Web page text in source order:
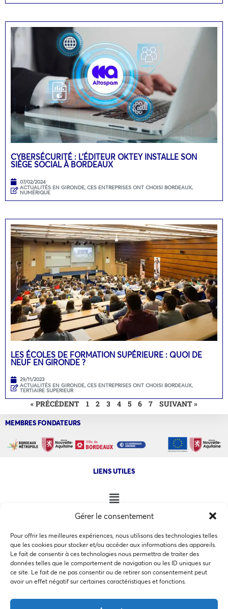
Gérer le consentement
Pour offrir les meilleures expériences, nous utilisons des technologies telles
que les cookies pour stocker et/ou accéder aux informations des appareils.
Le fait de consentir à ces technologies nous permettra de traiter des
données telles que le comportement de navigation ou les ID uniques sur
ce site. Le fait de ne pas consentir ou de retirer son consentement peut
avoir un effet négatif sur certaines caractéristiques et fonctions.
Ce site utilise des cookies pour les statistiques et pour
CYBERSÉCURITÉ : L’ÉDITEUR OKTEY INSTALLE SON
SIÈGE SOCIAL À BORDEAUX
07/02/2024
ACTUALITÉS EN GIRONDE, CES ENTREPRISES ONT CHOISI BORDEAUX,
NUMÉRIQUE
LES ÉCOLES DE FORMATION SUPÉRIEURE : QUOI DE
NEUF EN GIRONDE ?
29/11/2023
ACTUALITÉS EN GIRONDE, CES ENTREPRISES ONT CHOISI BORDEAUX,
TERTIAIRE SUPERIEUR
« PRÉCÉDENT 1 2 3 4 5 6 7 SUIVANT »
MEMBRES FONDATEURS
LIENS UTILES
NOS AUTRES SITES
COPYRIGHT @ 2026 - INVEST IN BORDEAUX - 32 Allées d'Orléans